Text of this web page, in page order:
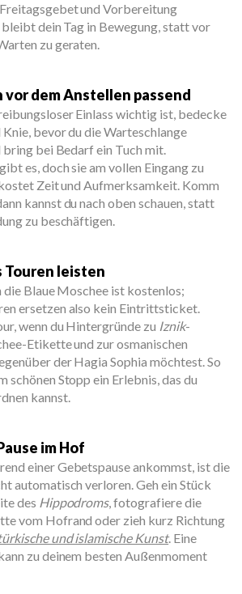
und Vorbereitung
dein Tag in Bewegung, statt vor
zu geraten.
vor dem Anstellen passend
Einlass wichtig ist, bedecke
Knie, bevor du die Warteschlange
bring bei Bedarf ein Tuch mit.
es, doch sie am vollen Eingang zu
Zeit und Aufmerksamkeit. Komm
kannst du nach oben schauen, statt
zu beschäftigen.
Touren leisten
Blaue Moschee ist kostenlos;
ersetzen also kein Eintrittsticket.
wenn du Hintergründe zu Iznik-
Etikette und zur osmanischen
der Hagia Sophia möchtest. So
schönen Stopp ein Erlebnis, das du
kannst.
im Hof
einer Gebetspause ankommst, ist die
automatisch verloren. Geh ein Stück
des Hippodroms, fotografiere die
vom Hofrand oder zieh kurz Richtung
und islamische Kunst. Eine
zu deinem besten Außenmoment